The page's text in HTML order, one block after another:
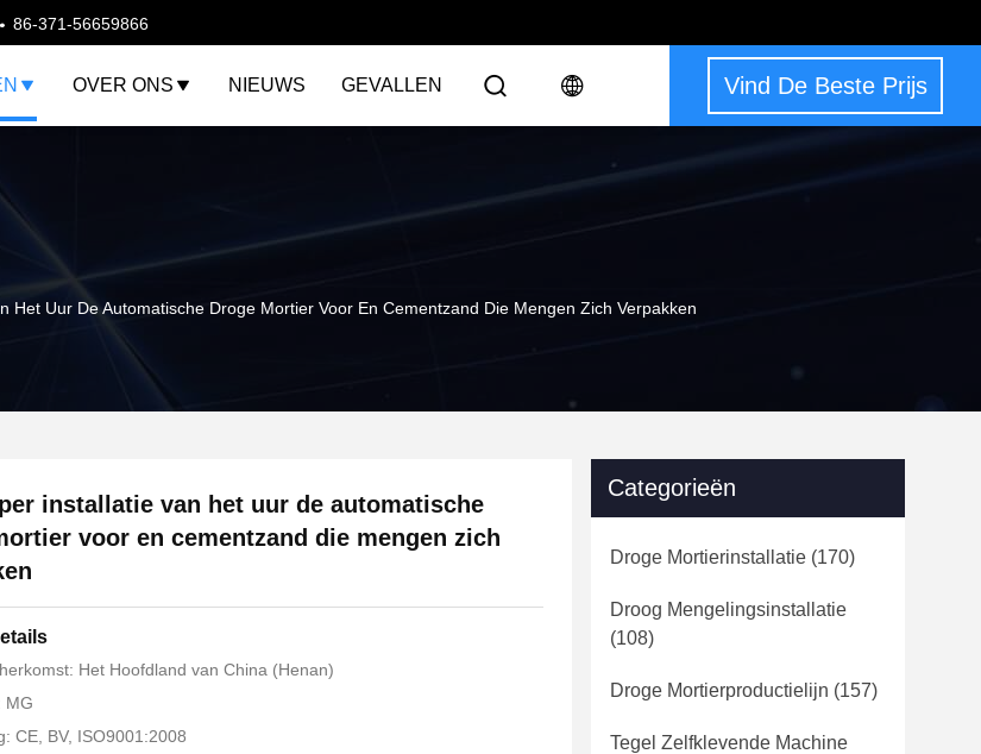
86-371-56659866
OVER ONS NIEUWS GEVALLEN Vind De Beste Prijs
Het Uur De Automatische Droge Mortier Voor En Cementzand Die Mengen Zich Verpakken
installatie van het uur de automatische
voor en cementzand die mengen zich
Het Hoofdland van China (Henan)
MG
CE, BV, ISO9001:2008
Categorieën
Droge Mortierinstallatie (170)
Droog Mengelingsinstallatie
(108)
Droge Mortierproductielijn (157)
Tegel Zelfklevende Machine